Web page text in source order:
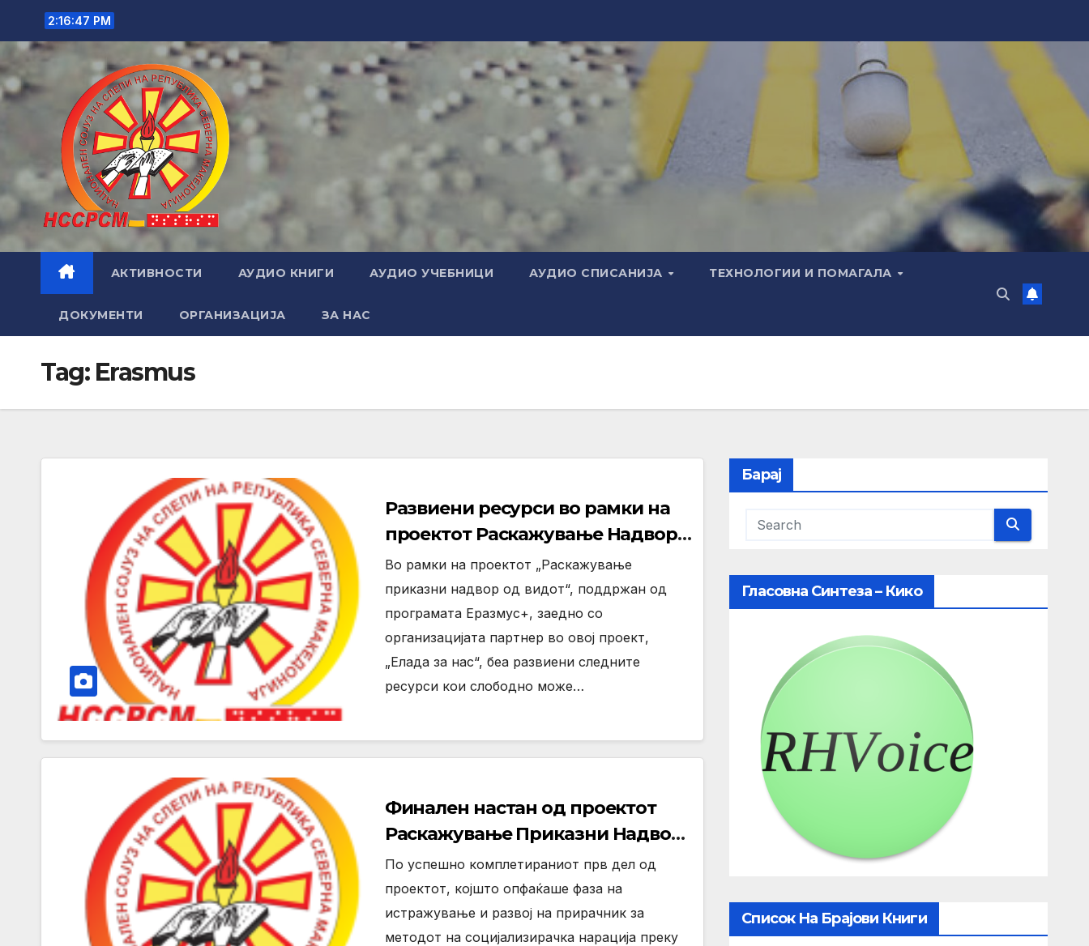
content
2:16:49 PM
АКТИВНОСТИ АУДИО КНИГИ АУДИО УЧЕБНИЦИ АУДИО СПИСАНИЈА ТЕХНОЛОГИИ И ПОМАГАЛА
ДОКУМЕНТИ ОРГАНИЗАЦИЈА ЗА НАС
Tag: Erasmus
Развиени ресурси во рамки на
проектот Раскажување Надвор
од Видот
Во рамки на проектот „Раскажување
приказни надвор од видот“, поддржан од
програмата Еразмус+, заедно со
организацијата партнер во овој проект,
„Елада за нас“, беа развиени следните
ресурси кои слободно може…
Финален настан од проектот
Раскажување Приказни Надвор
од Видот – Фестивал на играта
По успешно комплетираниот прв дел од
проектот, којшто опфаќаше фаза на
истражување и развој на прирачник за
методот на социјализирачка нарација преку
Барај
Гласовна Синтеза – Кико
Список На Брајови Книги